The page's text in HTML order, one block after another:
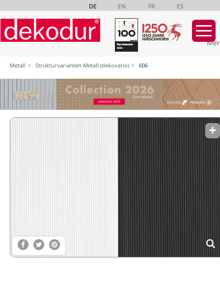
DE EN FR ES
Navigation
überspringen
Metall Strukturvarianten Metall (dekovario) 606